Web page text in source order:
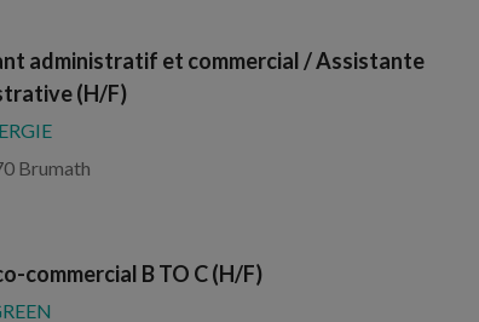
administratif et commercial / Assistante
(H/F)
Brumath
commercial B TO C (H/F)